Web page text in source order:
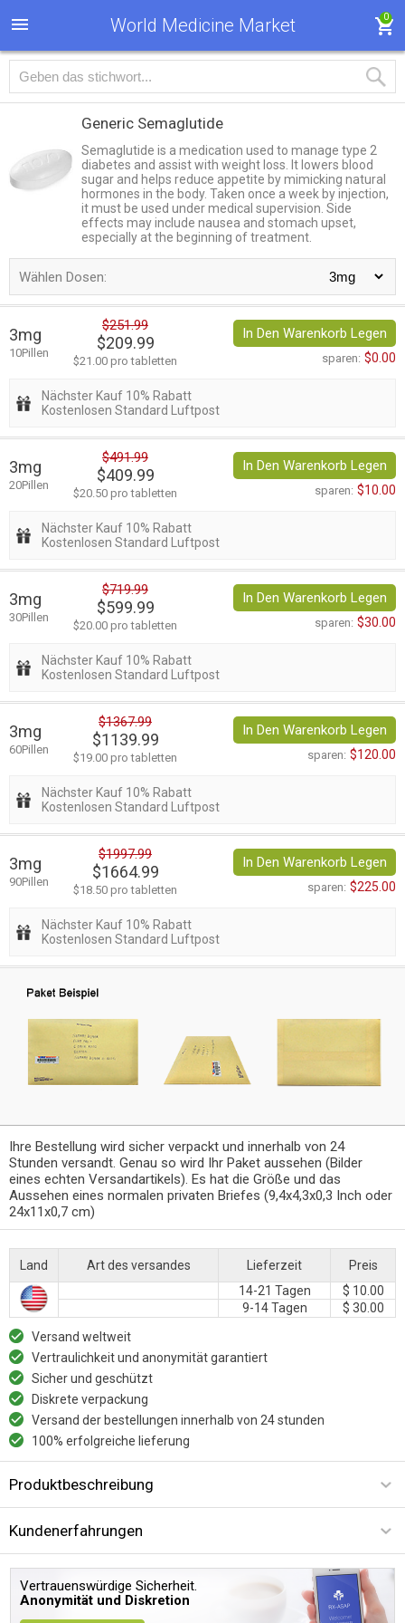
World Medicine Market 0
Generic Semaglutide
Semaglutide is a medication used to manage type 2
diabetes and assist with weight loss. It lowers blood
sugar and helps reduce appetite by mimicking natural
hormones in the body. Taken once a week by injection,
it must be used under medical supervision. Side
effects may include nausea and stomach upset,
especially at the beginning of treatment.
Wählen Dosen:
3mg
10Pillen
$251.99
$209.99
$21.00 pro tabletten
In Den Warenkorb Legen
sparen: $0.00
Nächster Kauf 10% Rabatt
Kostenlosen Standard Luftpost
3mg
20Pillen
$491.99
$409.99
$20.50 pro tabletten
In Den Warenkorb Legen
sparen: $10.00
Nächster Kauf 10% Rabatt
Kostenlosen Standard Luftpost
3mg
30Pillen
$719.99
$599.99
$20.00 pro tabletten
In Den Warenkorb Legen
sparen: $30.00
Nächster Kauf 10% Rabatt
Kostenlosen Standard Luftpost
3mg
60Pillen
$1367.99
$1139.99
$19.00 pro tabletten
In Den Warenkorb Legen
sparen: $120.00
Nächster Kauf 10% Rabatt
Kostenlosen Standard Luftpost
3mg
90Pillen
$1997.99
$1664.99
$18.50 pro tabletten
In Den Warenkorb Legen
sparen: $225.00
Nächster Kauf 10% Rabatt
Kostenlosen Standard Luftpost
Ihre Bestellung wird sicher verpackt und innerhalb von 24
Stunden versandt. Genau so wird Ihr Paket aussehen (Bilder
eines echten Versandartikels). Es hat die Größe und das
Aussehen eines normalen privaten Briefes (9,4x4,3x0,3 Inch oder
24x11x0,7 cm)
Land Art des versandes Lieferzeit
Preis
14-21 Tagen
$ 10.00
9-14 Tagen
$ 30.00
Versand weltweit
Vertraulichkeit und anonymität garantiert
Sicher und geschützt
Diskrete verpackung
Versand der bestellungen innerhalb von 24 stunden
100% erfolgreiche lieferung
Produktbeschreibung
Kundenerfahrungen
Vertrauenswürdige Sicherheit.
Anonymität und Diskretion